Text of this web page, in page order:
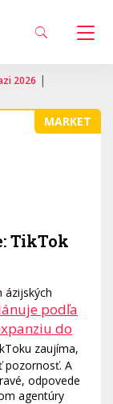
2026 |
MARKET
TikTok
ázijských
podľa
do
zaujíma,
pozornosť. A
odpovede
agentúry